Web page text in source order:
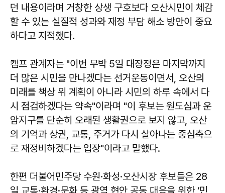
던 내용이라며 거창한 상생 구호보다 오산시민이 체감
할 수 있는 실질적 성과와 재정 부담 해소 방안이 중요
하다고 지적했다.
캠프 관계자는 "이번 무박 5일 대장정은 마지막까지
더 많은 시민을 만나겠다는 선거운동이면서, 오산의
미래를 책상 위 계획이 아니라 시민의 하루 속에서 다
시 점검하겠다는 약속"이라며 "이 후보는 원도심과 운
암지구를 단순히 오래된 생활권으로 보지 않고, 오산
의 기억과 상권, 교통, 주거가 다시 살아나는 중심축으
로 재정비하겠다는 입장"이라고 말했다.
한편 더불어민주당 수원·화성·오산시장 후보들은 28
일 교통·환경·문화 등 광역 현안 공동 대응을 위한 ‘민